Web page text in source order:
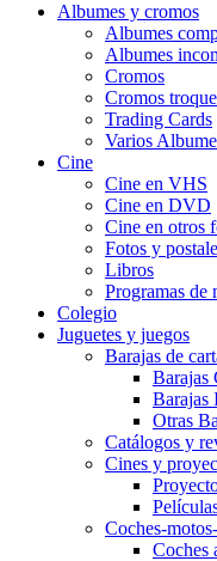
Albumes y cromos
Albumes
Albumes
Cromos
Cromos
Trading Cards
Varios
Cine
Cine en VHS
Cine en DVD
Cine en otros
Fotos y
Libros
Programas de
Colegio
Juguetes y juegos
Barajas de
Barajas
Barajas
Otras
Catálogos y
Cines y
Coches-
Coches